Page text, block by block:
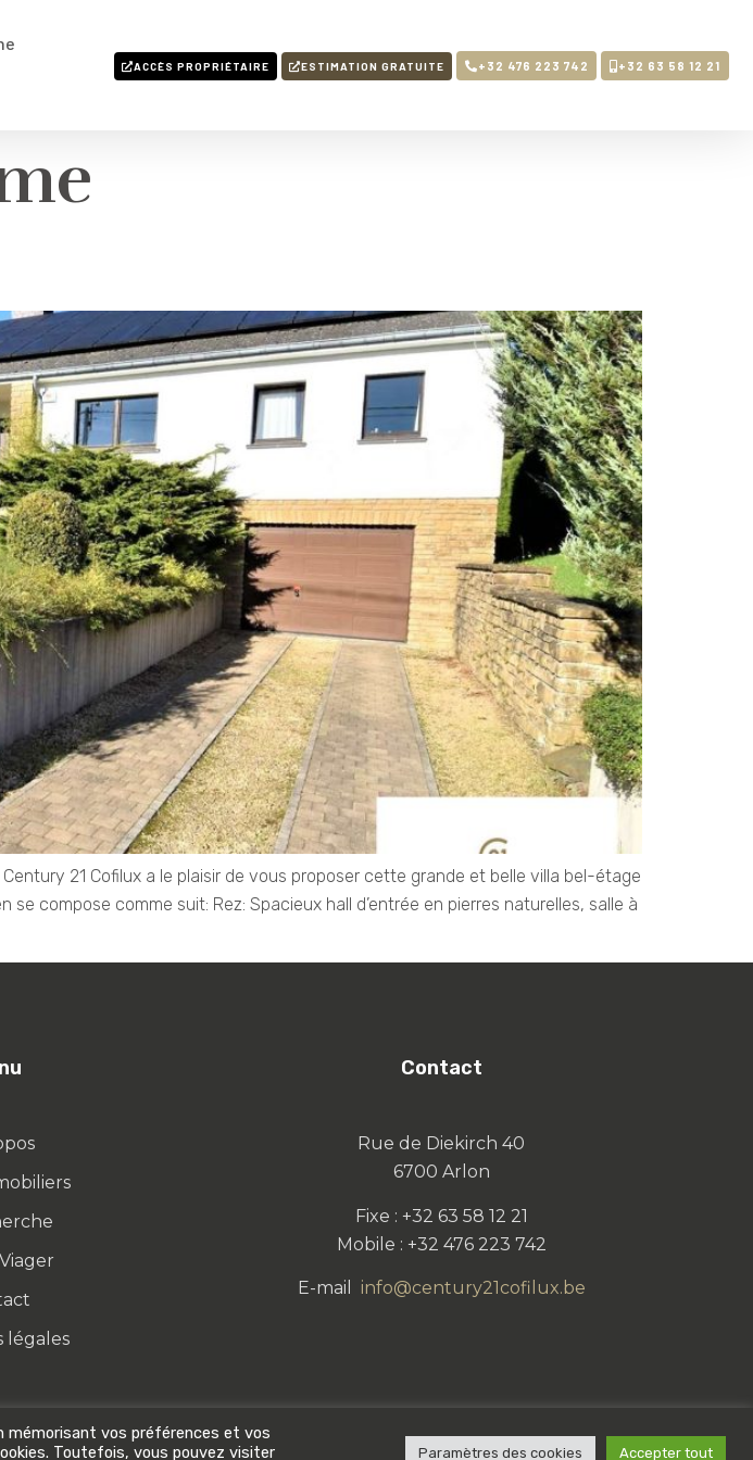
ACCÈS PROPRIÉTAIRE ESTIMATION GRATUITE +32 476 223 742 +32 63 58 12 21
21 Cofilux a le plaisir de vous proposer cette grande et belle villa bel-étage
compose comme suit: Rez: Spacieux hall d’entrée en pierres naturelles, salle à
légales
Contact
Rue de Diekirch 40
6700 Arlon
Fixe : +32 63 58 12 21
Mobile : +32 476 223 742
E-mail info@century21cofilux.be
mémorisant vos préférences et vos
Toutefois, vous pouvez visiter
Paramètres des cookies Accepter tout